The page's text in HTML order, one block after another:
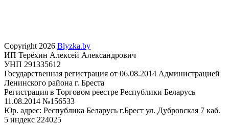
Copyright 2026 Blyzka.by
ИП Терёхин Алексей Александрович
УНП 291335612
Государственная регистрация от 06.08.2014 Администрацией
Ленинского района г. Бреста
Регистрация в Торговом реестре Республики Беларусь
11.08.2014 №156533
Юр. адрес: Республика Беларусь г.Брест ул. Дубровская 7 каб.
5 индекс 224025